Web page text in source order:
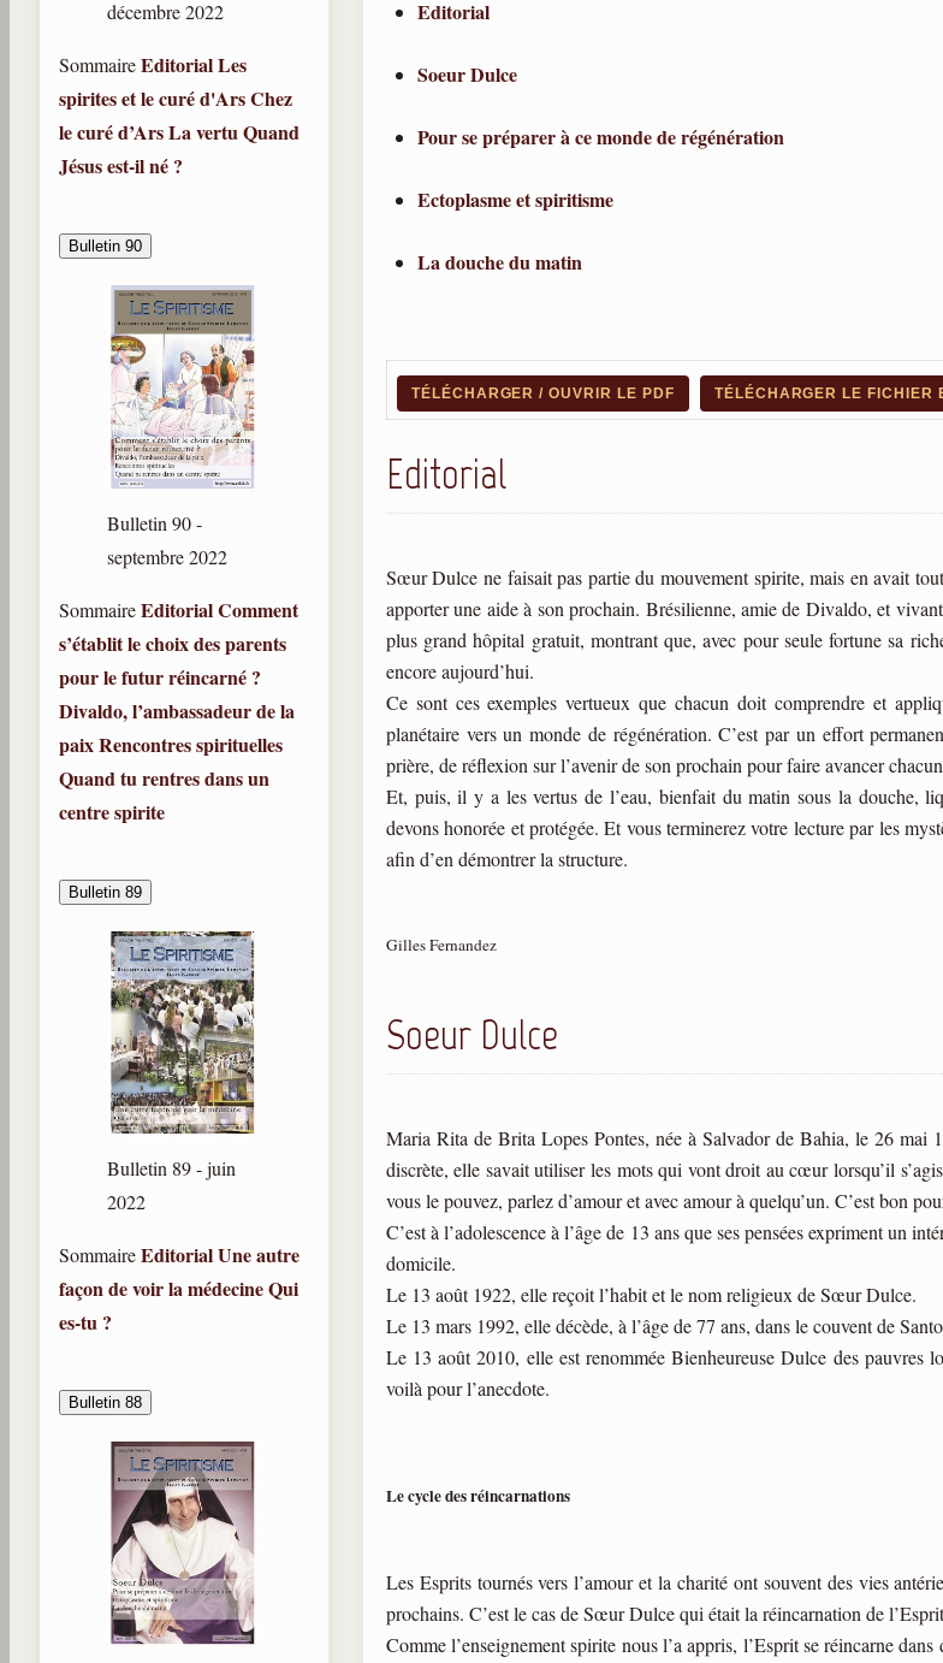
décembre 2022
SommaireEditorialLes
spirites et le curé d'ArsChez
le curé d’ArsLa vertuQuand
Jésus est-il né ?
Bulletin 90
Bulletin 90 -
septembre 2022
SommaireEditorialComment
s’établit le choix des parents
pour le futur réincarné ?
Divaldo, l’ambassadeur de la
paixRencontres spirituelles
Quand tu rentres dans un
centre spirite
Bulletin 89
Bulletin 89 - juin
2022
SommaireEditorialUne autre
façon de voir la médecineQui
es-tu ?
Bulletin 88
Editorial
Soeur Dulce
Pour se préparer à ce monde de régénération
Ectoplasme et spiritisme
La douche du matin
TÉLÉCHARGER / OUVRIR LE PDF TÉLÉCHARGER LE FICHIER
Editorial
Sœur Dulce ne faisait pas partie du mouvement spirite, mais en avait
apporter une aide à son prochain. Brésilienne, amie de Divaldo, et
plus grand hôpital gratuit, montrant que, avec pour seule fortune sa
encore aujourd’hui.
Ce sont ces exemples vertueux que chacun doit comprendre et
planétaire vers un monde de régénération. C’est par un effort
prière, de réflexion sur l’avenir de son prochain pour faire avancer
Et, puis, il y a les vertus de l’eau, bienfait du matin sous la douche,
devons honorée et protégée. Et vous terminerez votre lecture par les
afin d’en démontrer la structure.
Gilles Fernandez
Soeur Dulce
Maria Rita de Brita Lopes Pontes, née à Salvador de Bahia, le 26
discrète, elle savait utiliser les mots qui vont droit au cœur lorsqu’il
vous le pouvez, parlez d’amour et avec amour à quelqu’un. C’est bon
C’est à l’adolescence à l’âge de 13 ans que ses pensées expriment un
domicile.
Le 13 août 1922, elle reçoit l’habit et le nom religieux de Sœur Dulce.
Le 13 mars 1992, elle décède, à l’âge de 77 ans, dans le couvent de
Le 13 août 2010, elle est renommée Bienheureuse Dulce des
voilà pour l’anecdote.
Le cycle des réincarnations
Les Esprits tournés vers l’amour et la charité ont souvent des vies
prochains. C’est le cas de Sœur Dulce qui était la réincarnation de
Comme l’enseignement spirite nous l’a appris, l’Esprit se réincarne